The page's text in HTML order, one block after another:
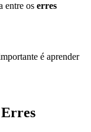
entre os erres
é aprender
Erres